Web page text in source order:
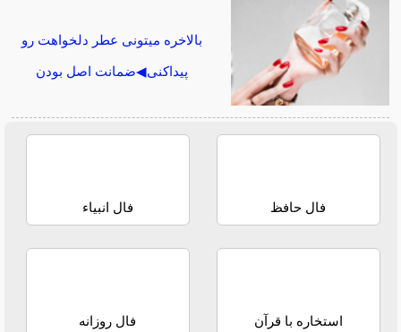
بالاخره میتونی عطر دلخواهت رو
پیداکنی◀ضمانت اصل بودن
فال حافظ فال انبیاء
استخاره با قرآن فال روزانه